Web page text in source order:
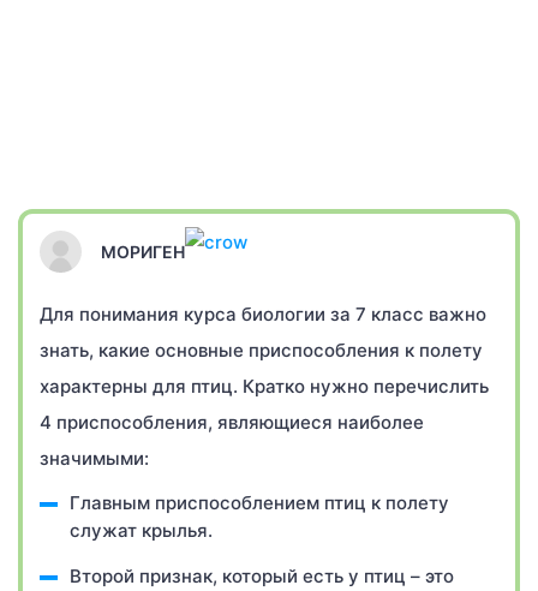
МОРИГЕН
Для понимания курса биологии за 7 класс важно
знать, какие основные приспособления к полету
характерны для птиц. Кратко нужно перечислить
4 приспособления, являющиеся наиболее
значимыми:
Главным приспособлением птиц к полету
служат крылья.
Второй признак, который есть у птиц – это